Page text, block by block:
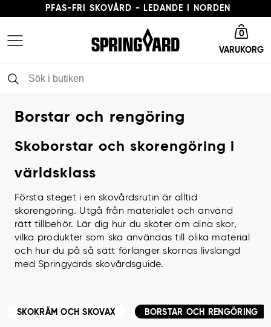
PFAS-FRI SKOVÅRD - LEDANDE I NORDEN
LEVERANSTID 3-5 ARBETSDAGAR
0
VARUKORG
Borstar och rengöring
Skoborstar och skorengöring i
världsklass
Första steget i en skovårdsrutin är alltid
skorengöring. Utgå från materialet och använd
rätt tillbehör. Lär dig hur du sköter om dina skor,
vilka produkter som ska användas till olika material
och hur du på så sätt förlänger skornas livslängd
med Springyards skovårdsguide.
SKOKRÄM OCH SKOVAX BORSTAR OCH RENGÖRING